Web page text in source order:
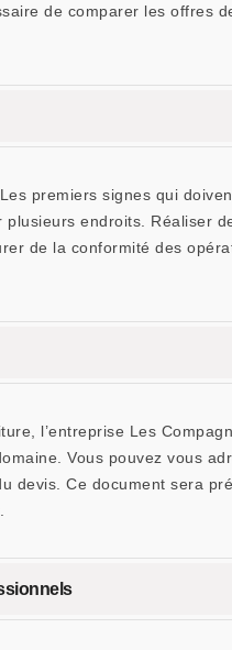
de comparer les offres
premiers signes qui
endroits. Réaliser
de la conformité des
l’entreprise Les
Vous pouvez vous
devis. Ce document sera